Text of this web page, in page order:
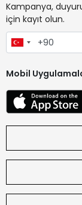
Kampanya,
için kayıt olun.
Mobil